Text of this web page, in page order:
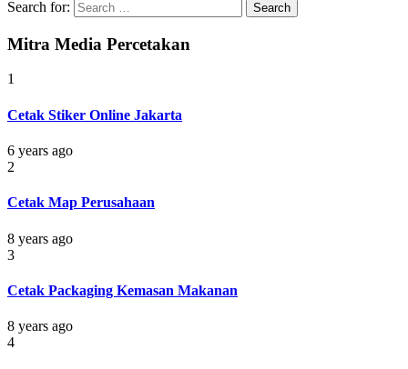
Search for:
Mitra Media Percetakan
1
Cetak Stiker Online Jakarta
6 years ago
2
Cetak Map Perusahaan
8 years ago
3
Cetak Packaging Kemasan Makanan
8 years ago
4